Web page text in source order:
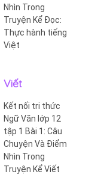
Nhìn Trong
Truyện Kể Đọc:
Thực hành tiếng
Việt
Viết
Kết nối tri thức
Ngữ Văn lớp 12
tập 1 Bài 1: Câu
Chuyện Và Điểm
Nhìn Trong
Truyện Kể Viết